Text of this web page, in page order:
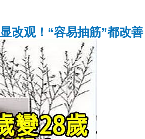
改观！“容易抽筋”都改善